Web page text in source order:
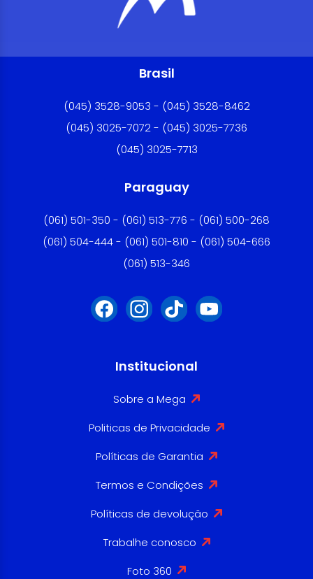
Brasil
(045) 3528-9053 - (045) 3528-8462
(045) 3025-7072 - (045) 3025-7736
(045) 3025-7713
Paraguay
(061) 501-350 - (061) 513-776 - (061) 500-268
(061) 504-444 - (061) 501-810 - (061) 504-666
(061) 513-346
Institucional
Sobre a Mega
Politicas de Privacidade
Políticas de Garantia
Termos e Condições
Políticas de devolução
Trabalhe conosco
Foto 360